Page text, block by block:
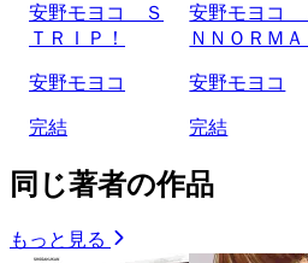
安野モヨコ Ｓ
ＴＲＩＰ！
安野モヨコ
完結
安野モヨコ
ＮＮＯＲＭＡ
安野モヨコ
完結
同じ著者の作品
もっと見る